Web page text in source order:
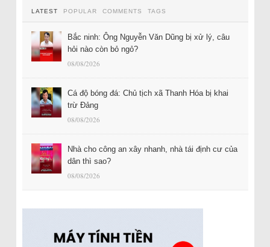
LATEST POPULAR COMMENTS TAGS
Bắc ninh: Ông Nguyễn Văn Dũng bị xử lý, câu
hỏi nào còn bỏ ngỏ?
08/08/2026
Cá độ bóng đá: Chủ tịch xã Thanh Hóa bị khai
trừ Đảng
08/08/2026
Nhà cho công an xây nhanh, nhà tái định cư của
dân thì sao?
08/08/2026